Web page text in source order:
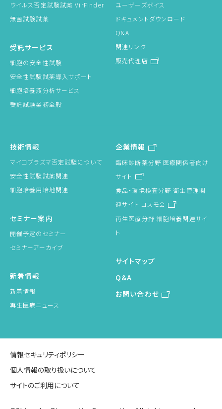
ウイルス否定試験試薬 VirFinder
無菌試験試薬
受託サービス
細胞の安全性試験
安全性試験試薬導入サポート
細胞培養液分析サービス
受託試験業務全般
ユーザーズボイス
ドキュメントダウンロード
Q&A
関連リンク
販売代理店
技術情報
マイコプラズマ否定試験について
安全性試験試薬関連
細胞培養用培地関連
セミナー案内
開催予定のセミナー
セミナーアーカイブ
新着情報
新着情報
再生医療ニュース
企業情報
臨床診断薬分野 医療関係者向け
サイト
食品・環境検査分野 衛生管理関
連サイト コスモ会
再生医療分野 細胞培養関連サイ
ト
サイトマップ
Q&A
お問い合わせ
情報セキュリティポリシー
個人情報の取り扱いについて
サイトのご利用について